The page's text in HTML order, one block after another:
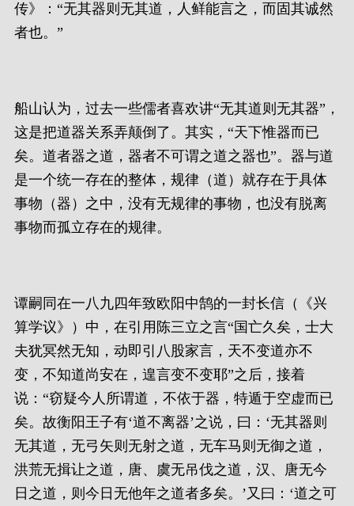
传》：“无其器则无其道，人鲜能言之，而固其诚然
者也。”
船山认为，过去一些儒者喜欢讲“无其道则无其器”，
这是把道器关系弄颠倒了。其实，“天下惟器而已
矣。道者器之道，器者不可谓之道之器也”。器与道
是一个统一存在的整体，规律（道）就存在于具体
事物（器）之中，没有无规律的事物，也没有脱离
事物而孤立存在的规律。
谭嗣同在一八九四年致欧阳中鹄的一封长信（《兴
算学议》）中，在引用陈三立之言“国亡久矣，士大
夫犹冥然无知，动即引八股家言，天不变道亦不
变，不知道尚安在，遑言变不变耶”之后，接着
说：“窃疑今人所谓道，不依于器，特遁于空虚而已
矣。故衡阳王子有‘道不离器’之说，曰：‘无其器则
无其道，无弓矢则无射之道，无车马则无御之道，
洪荒无揖让之道，唐、虞无吊伐之道，汉、唐无今
日之道，则今日无他年之道者多矣。’又曰：‘道之可